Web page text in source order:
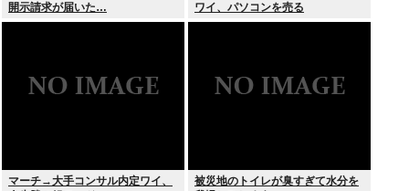
開示請求が届いた… ワイ、パソコンを売る
マーチ→大手コンサル内定ワイ、
被災地のトイレが臭すぎて水分を